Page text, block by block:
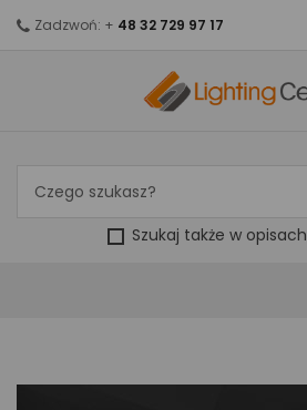
Szukaj także w opisach
Zadzwoń: + 48 32 729 97 17